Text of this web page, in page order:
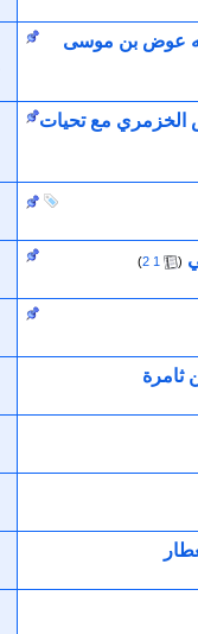
عوض بن موسى
الخزمري مع تحيات
(
1
2
)
ثامرة